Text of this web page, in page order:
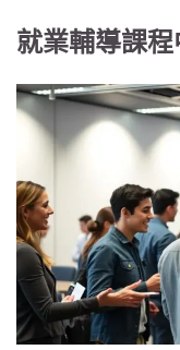
就業輔導課